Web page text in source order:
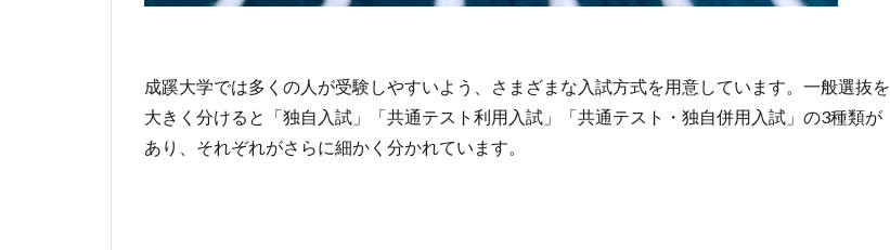
成蹊大学では多くの人が受験しやすいよう、さまざまな入試方式を用意しています。一般選抜を
大きく分けると「独自入試」「共通テスト利用入試」「共通テスト・独自併用入試」の3種類が
あり、それぞれがさらに細かく分かれています。